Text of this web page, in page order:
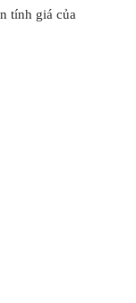
tính giá của